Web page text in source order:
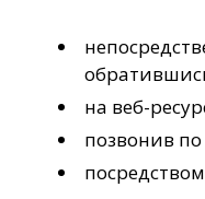
на веб-
позвонив